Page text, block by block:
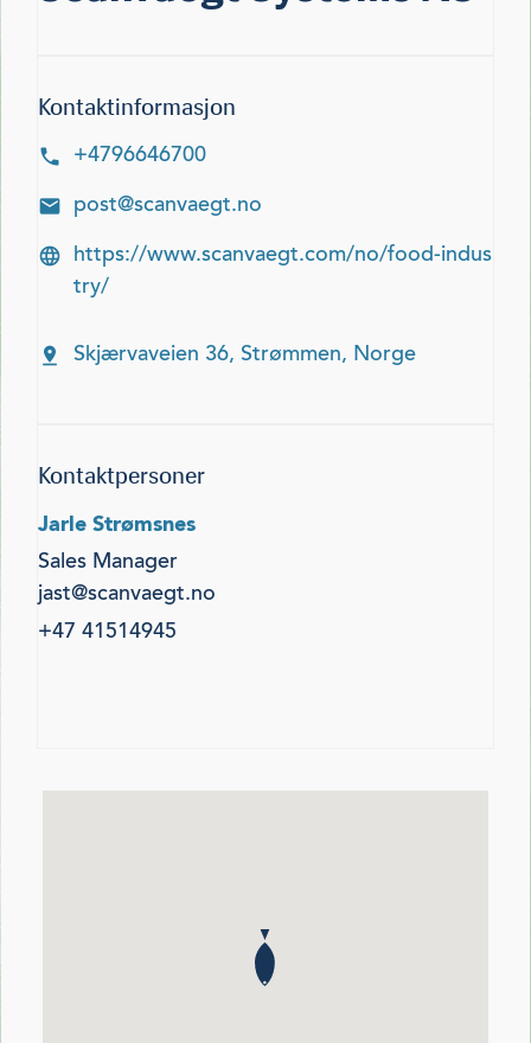
Kontaktinformasjon
+4796646700
post@scanvaegt.no
https://www.scanvaegt.com/no/food-indus
try/
Skjærvaveien 36, Strømmen, Norge
Kontaktpersoner
Jarle Strømsnes
Sales Manager
jast@scanvaegt.no
+47 41514945